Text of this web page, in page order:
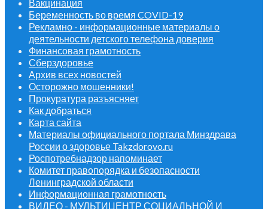
Вакцинация
Беременность во время COVID-19
Рекламно - информационные материалы о
деятельности детского телефона доверия
Финансовая грамотность
Сберздоровье
Архив всех новостей
Осторожно мошенники!
Прокуратура разъясняет
Как добраться
Карта сайта
Материалы официального портала Минздрава
России о здоровье Takzdorovo.ru
Роспотребнадзор напоминает
Комитет правопорядка и безопасности
Ленинградской области
Информационная грамотность
ВИДЕО - МУЛЬТИЦЕНТР СОЦИАЛЬНОЙ И